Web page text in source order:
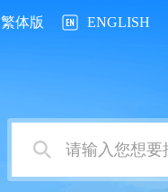
繁体版 ENGLISH